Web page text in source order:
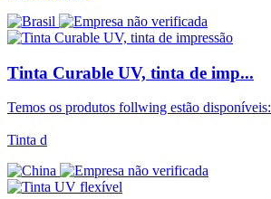
Tinta Curable UV, tinta de imp...
Temos os produtos follwing estão disponíveis:
Tinta d